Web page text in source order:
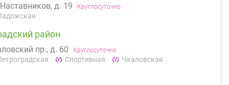
д. 19 Круглосуточно
район
пр., д. 60 Круглосуточно
Спортивная Чкаловская